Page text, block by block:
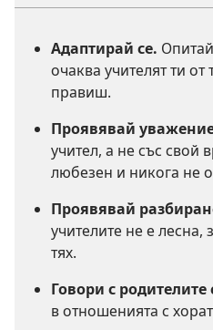
Адаптирай се.
очаква учителят ти от
правиш.
Проявявай
учител, а не със свой
любезен и никога не
Проявявай
учителите не е лесна,
тях.
Говори с родителите
в отношенията с